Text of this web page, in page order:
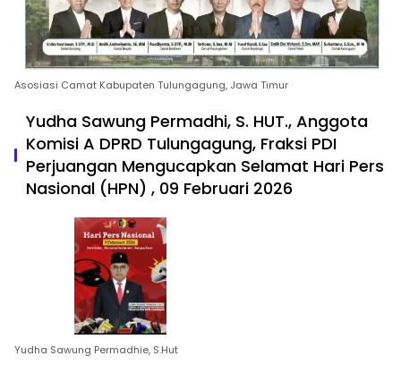
Asosiasi Camat Kabupaten Tulungagung, Jawa Timur
Yudha Sawung Permadhi, S. HUT., Anggota
Komisi A DPRD Tulungagung, Fraksi PDI
Perjuangan Mengucapkan Selamat Hari Pers
Nasional (HPN) , 09 Februari 2026
Yudha Sawung Permadhie, S.Hut